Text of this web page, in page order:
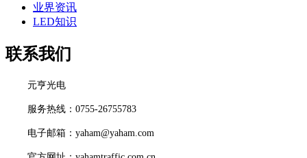
业界资讯
LED知识
联系我们
元亨光电
服务热线：0755-26755783
电子邮箱：yaham@yaham.com